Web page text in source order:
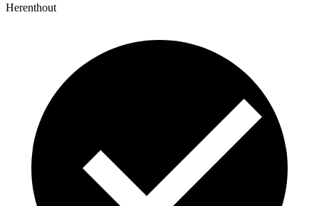
Herenthout